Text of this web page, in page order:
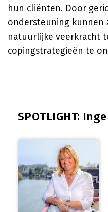
hun cliënten. Door
ondersteuning kunnen
natuurlijke veerkracht
copingstrategieën te
SPOTLIGHT: